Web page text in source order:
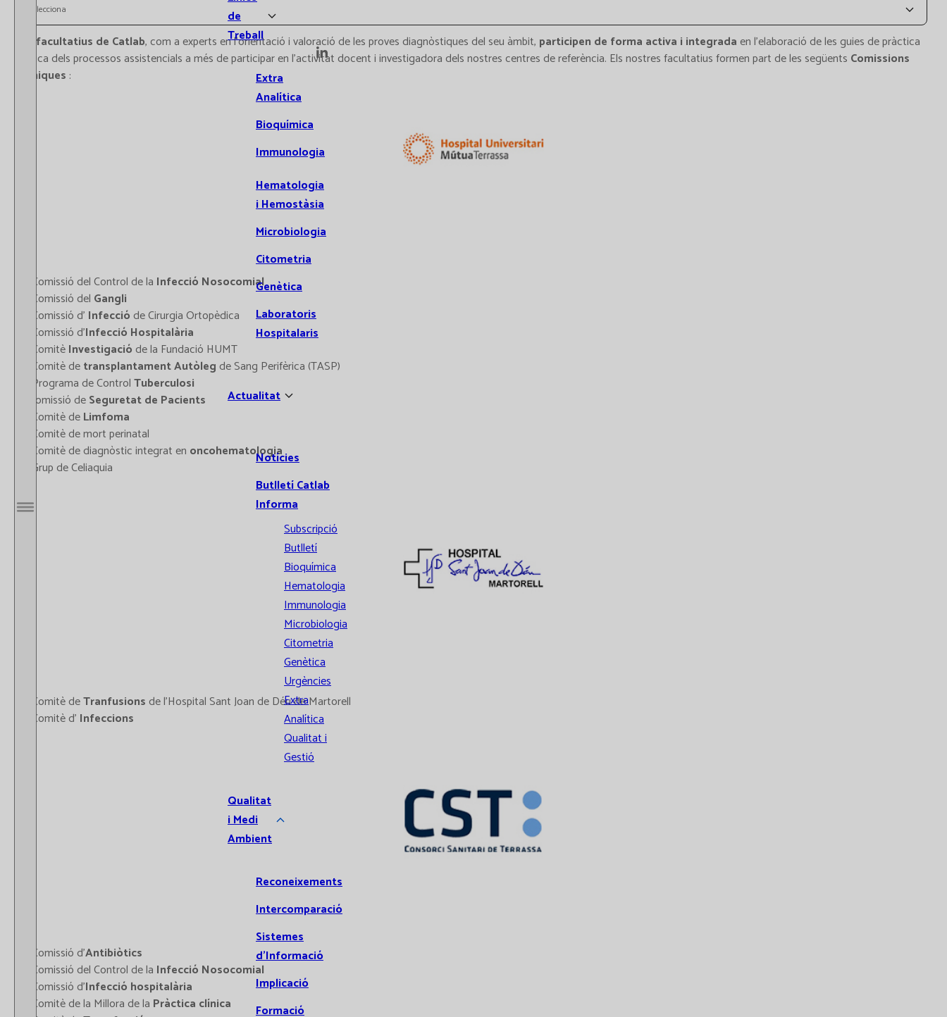
Obrir / Tancar menú
de
Treball
Extra
Analítica
Bioquímica
Immunologia
Hematologia
i Hemostàsia
Microbiologia
Citometria
Genètica
Laboratoris
Hospitalaris
Actualitat
Notícies
Butlletí Catlab
Informa
Subscripció
Butlletí
Bioquímica
Hematologia
Immunologia
Microbiologia
Citometria
Genètica
Urgències
Extra
Analítica
Qualitat i
Gestió
Qualitat
i Medi
Ambient
Reconeixements
Intercomparació
Sistemes
d’Informació
Implicació
Formació
Selecciona
facultatius de Catlab, com a experts en l'orientació i valoració de les proves diagnòstiques del seu àmbit, participen de forma activa i integradaen l'elaboració de les guies de pràctica
clínica dels processos assistencials a més de participar en l’activitat docent i investigadora dels nostres centres de referència. Els nostres facultatius formen part de les següents Comissions
Clíniques :
- Comissió del Control de la Infecció Nosocomial
- Comissió del Gangli
- Comissió d' Infecció de Cirurgia Ortopèdica
- Comissió d'Infecció Hospitalària
- ComitèInvestigació de la Fundació HUMT
- Comitè detransplantament Autòleg de Sang Perifèrica (TASP)
- Programa de ControlTuberculosi
-Comissió deSeguretat de Pacients
- Comitè deLimfoma
- Comitè de mort perinatal
- Comitè de diagnòstic integrat en oncohematologia
- Grup de Celiaquia
- Comitè deTranfusions de l'Hospital Sant Joan de Déu de Martorell
- Comitè d' Infeccions
- Comissió d'Antibiòtics
- Comissió del Control de la Infecció Nosocomial
- Comissió d'Infecció hospitalària
- Comitè de la Millora de la Pràctica clínica